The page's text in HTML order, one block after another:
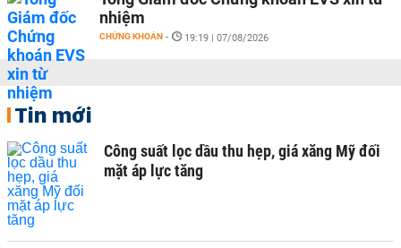
nhiệm
CHỨNG KHOÁN - 19:19 | 07/08/2026
Tin mới
Công suất lọc dầu thu hẹp, giá xăng Mỹ đối
mặt áp lực tăng